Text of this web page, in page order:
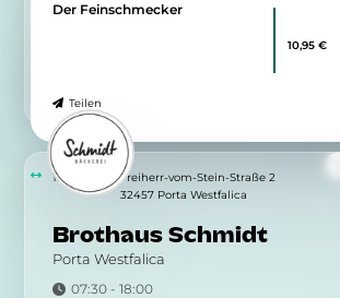
Der Feinschmecker
Teilen
10,95 €
Brothaus Schmidt
Porta Westfalica
07:30 - 18:00
1.07 km
Freiherr-vom-Stein-Straße 2
32457 Porta Westfalica